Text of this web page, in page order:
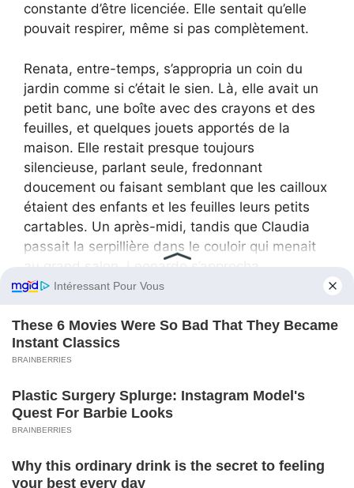
constante d’être licenciée. Elle sentait qu’elle
pouvait respirer, même si pas complètement.
Renata, entre-temps, s’appropria un coin du
jardin comme si c’était le sien. Là, elle avait un
petit banc, une boîte avec des crayons et des
feuilles, et quelques jouets apportés de la
maison. Elle restait presque toujours
silencieuse, parlant seule, fredonnant
doucement ou faisant semblant que les cailloux
étaient des enfants et les feuilles leurs petits
cartables. Un après-midi, tandis que Claudia
passait la serpillière dans le couloir qui menait
quelque chose sur le travail : il voulait parler. Il
demanda comment allait Renata, si elle tombait
souvent malade, si elle mangeait bien. Claudia
pourquoi il s’intéressait autant. Leonardo croisa
les bras et dit qu’il y a des enfants qui mangent
parfois la vie ne le permet pas. Claudia le
regarda, surprise.